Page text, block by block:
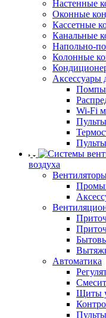
Настенные
Оконные
Кассетные
Канальные
Напольно-
Колонные
Аксессуары
Помпы
Wi-Fi
воздуха
Автоматика
Щиты